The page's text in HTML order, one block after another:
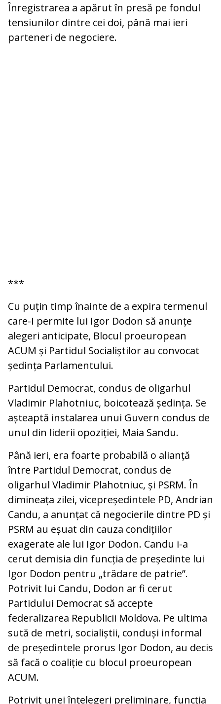
Înregistrarea a apărut în presă pe fondul
tensiunilor dintre cei doi, până mai ieri
parteneri de negociere.
***
Cu puțin timp înainte de a expira termenul
care-I permite lui Igor Dodon să anunțe
alegeri anticipate, Blocul proeuropean
ACUM și Partidul Socialiștilor au convocat
ședința Parlamentului.
Partidul Democrat, condus de oligarhul
Vladimir Plahotniuc, boicotează ședința. Se
așteaptă instalarea unui Guvern condus de
unul din liderii opoziției, Maia Sandu.
Până ieri, era foarte probabilă o alianță
între Partidul Democrat, condus de
oligarhul Vladimir Plahotniuc, și PSRM. În
dimineața zilei, vicepreședintele PD, Andrian
Candu, a anunțat că negocierile dintre PD și
PSRM au eșuat din cauza condițiilor
exagerate ale lui Igor Dodon. Candu i-a
cerut demisia din funcția de președinte lui
Igor Dodon pentru „trădare de patrie”.
Potrivit lui Candu, Dodon ar fi cerut
Partidului Democrat să accepte
federalizarea Republicii Moldova. Pe ultima
sută de metri, socialiștii, conduși informal
de președintele prorus Igor Dodon, au decis
să facă o coaliție cu blocul proeuropean
ACUM.
Potrivit unei înțelegeri preliminare, funcția